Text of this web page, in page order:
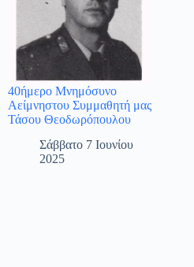
40ήμερο Μνημόσυνο
Αείμνηστου Συμμαθητή μας
Τάσου Θεοδωρόπουλου
Σάββατο 7 Ιουνίου
2025